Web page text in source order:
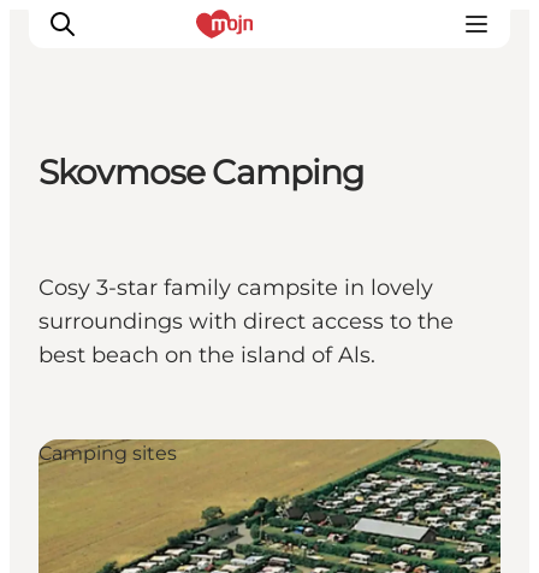
Events
Accommodaties
Plan je reis
Skovmose Camping
Cosy 3-star family campsite in lovely
surroundings with direct access to the
best beach on the island of Als.
Camping sites